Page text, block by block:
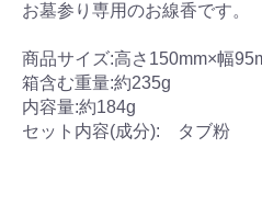
お墓参り専用のお線香です。
商品サイズ:高さ150mm×幅
箱含む重量:約235g
内容量:約184g
セット内容(成分): タブ粉